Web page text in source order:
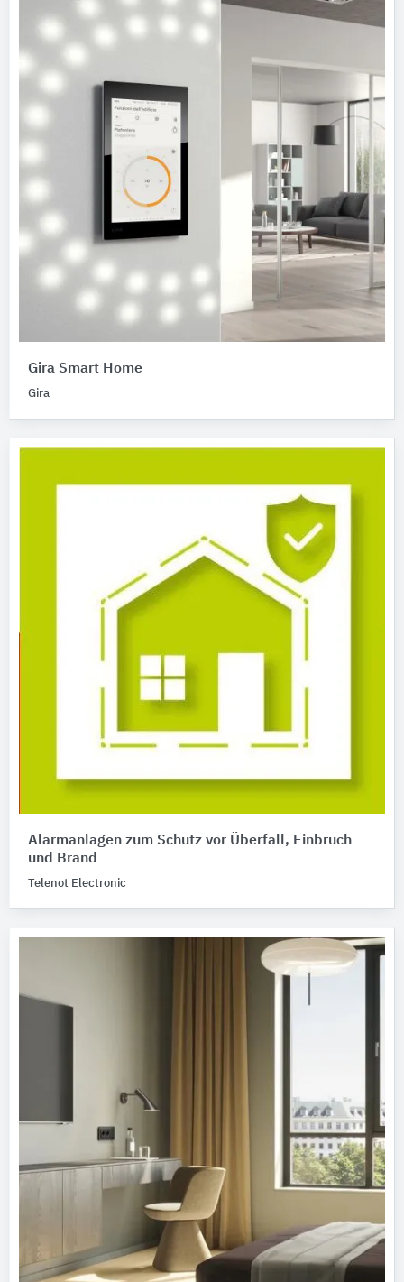
Gira Smart Home
Gira
Alarmanlagen zum Schutz vor Überfall, Einbruch
und Brand
Telenot Electronic